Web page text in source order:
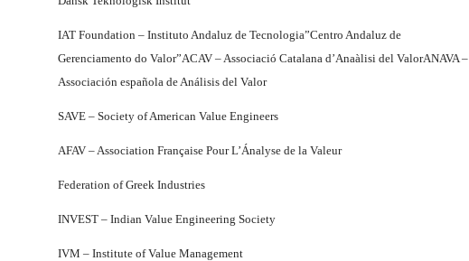
IAT Foundation – Instituto Andaluz de Tecnologia”Centro Andaluz de
Gerenciamento do Valor”ACAV – Associació Catalana d’Anaàlisi del ValorANAVA –
Associación española de Análisis del Valor
SAVE – Society of American Value Engineers
AFAV – Association Française Pour L’Ánalyse de la Valeur
Federation of Greek Industries
INVEST – Indian Value Engineering Society
IVM – Institute of Value Management